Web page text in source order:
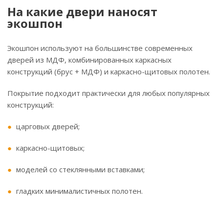
На какие двери наносят
экошпон
Экошпон используют на большинстве современных
дверей из МДФ, комбинированных каркасных
конструкций (брус + МДФ) и каркасно-щитовых полотен.
Покрытие подходит практически для любых популярных
конструкций:
царговых дверей;
каркасно-щитовых;
моделей со стеклянными вставками;
гладких минималистичных полотен.